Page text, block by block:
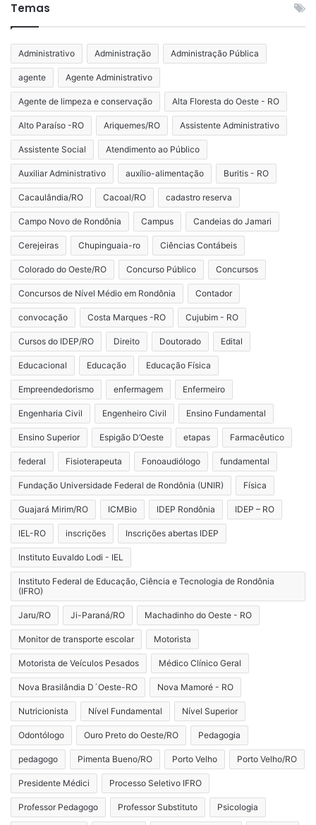
Temas
Administrativo Administração Administração Pública
agente Agente Administrativo
Agente de limpeza e conservação Alta Floresta do Oeste - RO
Alto Paraíso -RO Ariquemes/RO Assistente Administrativo
Assistente Social Atendimento ao Público
Auxiliar Administrativo auxílio-alimentação Buritis - RO
Cacaulândia/RO Cacoal/RO cadastro reserva
Campo Novo de Rondônia Campus Candeias do Jamari
Cerejeiras Chupinguaia-ro Ciências Contábeis
Colorado do Oeste/RO Concurso Público Concursos
Concursos de Nível Médio em Rondônia Contador
convocação Costa Marques -RO Cujubim - RO
Cursos do IDEP/RO Direito Doutorado Edital
Educacional Educação Educação Física
Empreendedorismo enfermagem Enfermeiro
Engenharia Civil Engenheiro Civil Ensino Fundamental
Ensino Superior Espigão D’Oeste etapas Farmacêutico
federal Fisioterapeuta Fonoaudiólogo fundamental
Fundação Universidade Federal de Rondônia (UNIR) Física
Guajará Mirim/RO ICMBio IDEP Rondônia IDEP – RO
IEL-RO inscrições Inscrições abertas IDEP
Instituto Euvaldo Lodi - IEL
Instituto Federal de Educação, Ciência e Tecnologia de Rondônia
(IFRO)
Jaru/RO Ji-Paraná/RO Machadinho do Oeste - RO
Monitor de transporte escolar Motorista
Motorista de Veículos Pesados Médico Clínico Geral
Nova Brasilândia D´Oeste-RO Nova Mamoré - RO
Nutricionista Nível Fundamental Nível Superior
Odontólogo Ouro Preto do Oeste/RO Pedagogia
pedagogo Pimenta Bueno/RO Porto Velho Porto Velho/RO
Presidente Médici Processo Seletivo IFRO
Professor Pedagogo Professor Substituto Psicologia